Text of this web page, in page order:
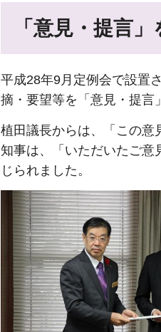
「意見・提言
平成28年9月定例会で設置
摘・要望等を「意見・提言
植田議長からは、「この意
知事は、「いただいたご意
じられました。